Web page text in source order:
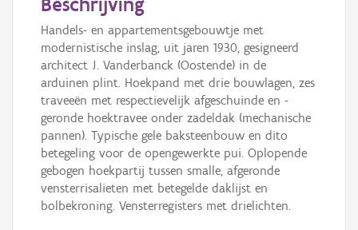
Handels- en appartementsgebouwtje met
modernistische inslag, uit jaren 1930, gesigneerd
architect J. Vanderbanck (Oostende) in de
arduinen plint. Hoekpand met drie bouwlagen, zes
traveeën met respectievelijk afgeschuinde en -
geronde hoektravee onder zadeldak (mechanische
pannen). Typische gele baksteenbouw en dito
betegeling voor de opengewerkte pui. Oplopende
gebogen hoekpartij tussen smalle, afgeronde
vensterrisalieten met betegelde daklijst en
bolbekroning. Vensterregisters met drielichten.